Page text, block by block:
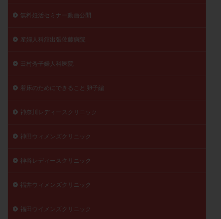
無料妊活セミナー動画公開
産婦人科舘出張佐藤病院
田村秀子婦人科医院
着床のためにできること 卵子編
神奈川レディースクリニック
神田ウィメンズクリニック
神谷レディースクリニック
福井ウィメンズクリニック
福田ウイメンズクリニック